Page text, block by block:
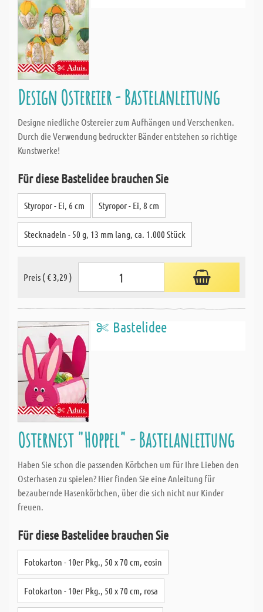
Design Ostereier - Bastelanleitung
Designe niedliche Ostereier zum Aufhängen und Verschenken.
Durch die Verwendung bedruckter Bänder entstehen so richtige
Kunstwerke!
Für diese Bastelidee brauchen Sie
Styropor - Ei, 6 cm Styropor - Ei, 8 cm
Stecknadeln - 50 g, 13 mm lang, ca. 1.000 Stück
Preis ( € 3,29 )
Bastelidee
Osternest "Hoppel" - Bastelanleitung
Haben Sie schon die passenden Körbchen um für Ihre Lieben den
Osterhasen zu spielen? Hier finden Sie eine Anleitung für
bezaubernde Hasenkörbchen, über die sich nicht nur Kinder
freuen.
Für diese Bastelidee brauchen Sie
Fotokarton - 10er Pkg., 50 x 70 cm, eosin
Fotokarton - 10er Pkg., 50 x 70 cm, rosa